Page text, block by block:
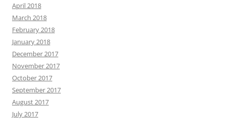
April 2018
March 2018
February 2018
January 2018
December 2017
November 2017
October 2017
September 2017
August 2017
July 2017